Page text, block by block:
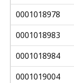
0001018978
0001018983
0001018984
0001019004